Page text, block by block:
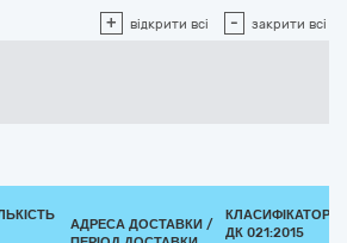
+ відкрити всі - закрити всі
АДРЕСА ДОСТАВКИ /
КЛАСИФІКАТОР
ДК 021:2015